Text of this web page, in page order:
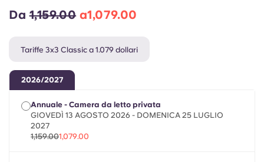
Da1,159.00 a1,079.00
Tariffe 3x3 Classic a 1.079 dollari
2026/2027
Annuale - Camera da letto privata
GIOVEDÌ 13 AGOSTO 2026 - DOMENICA 25 LUGLIO
2027
1,159.001,079.00